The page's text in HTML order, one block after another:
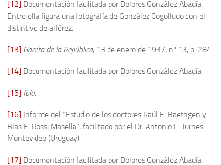
[12] Documentación facilitada por Dolores González Abadía.
Entre ella figura una fotografía de González Cogolludo con el
distintivo de alférez.
[13] Gaceta de la República, 13 de enero de 1937, nº 13, p. 284.
[14] Documentación facilitada por Dolores González Abadía.
[15] Ibíd.
[16] Informe del “Estudio de los doctores Raúl E. Baethgen y
Blas E. Rossi Masella”, facilitado por el Dr. Antonio L. Turnes.
Montevideo (Uruguay).
[17] Documentación facilitada por Dolores González Abadía.